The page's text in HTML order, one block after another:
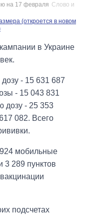
на 17 февраля Слово и
(откроется в новом
в Украине
- 15 631 687
- 15 043 831
дозу - 25 353
082. Всего
924 мобильные
3 289 пунктов
подсчетах